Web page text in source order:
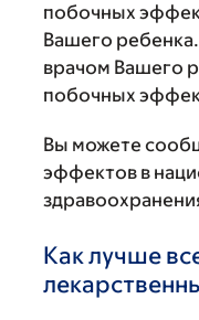
побочных
Вашего
врачом Вашего
побочных
Вы можете
эффектов в
Как лучше